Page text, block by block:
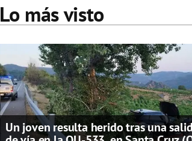
Lo más visto
Un joven resulta herido tras una